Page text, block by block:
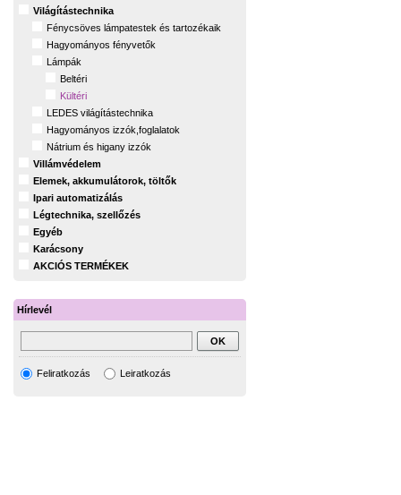
Világítástechnika
Fénycsöves lámpatestek és tartozékaik
Hagyományos fényvetők
Lámpák
Beltéri
Kültéri
LEDES világítástechnika
Hagyományos izzók,foglalatok
Nátrium és higany izzók
Villámvédelem
Elemek, akkumulátorok, töltők
Ipari automatizálás
Légtechnika, szellőzés
Egyéb
Karácsony
AKCIÓS TERMÉKEK
Hírlevél
Feliratkozás Leiratkozás